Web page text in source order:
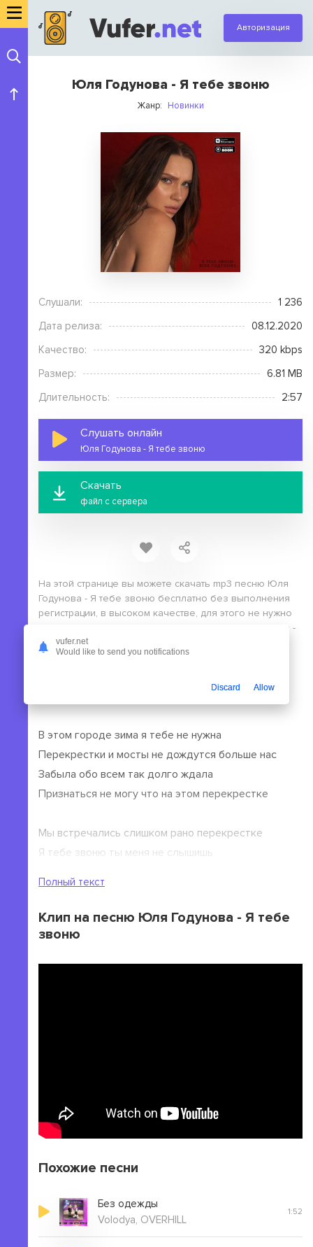
Авторизация
Юля Годунова - Я тебе звоню
Жанр: Новинки
Слушали:
1 236
Дата релиза:
08.12.2020
Качество:
320 kbps
Размер:
6.81 MB
Длительность:
2:57
Слушать онлайн
Юля Годунова - Я тебе звоню
Скачать
файл с сервера
На этой странице вы можете скачать mp3 песню Юля
Годунова - Я тебе звоню бесплатно без выполнения
регистрации, в высоком качестве, для этого не нужно
платить. Вы можете прослушать песню Юля Годунова -
Я тебе звоню или сохранить ее на свой гаджет, ПК.
В этом городе зима я тебе не нужна
Перекрестки и мосты не дождутся больше нас
Забыла обо всем так долго ждала
Признаться не могу что на этом перекрестке
Мы встречались слишком рано перекрестке
Я тебе звоню ты меня не слышишь
Один на один с гудками на ты в переулках без
звонка затерялась
Полный текст
Клип на песню Юля Годунова - Я тебе
звоню
Похожие песни
Без одежды
Volodya, OVERHILL
1:52
vufer.net
Would like to send you notifications
Discard Allow